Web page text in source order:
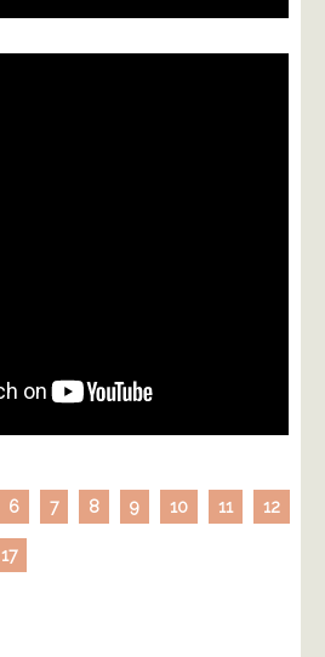
6 7 8 9 10 11 12
17